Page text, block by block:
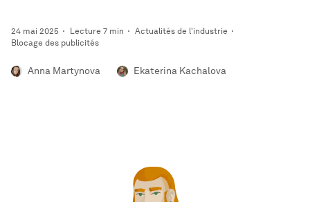
24 mai 2025 Lecture 7 min
Actualités de l'industrie
Blocage des publicités
Anna Martynova Ekaterina Kachalova